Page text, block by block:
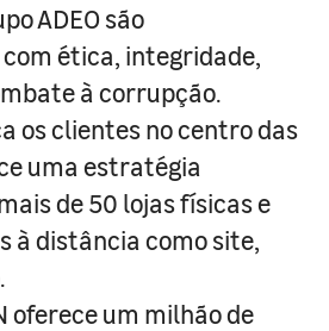
ADEO são
ética, integridade,
à corrupção.
os clientes no centro das
uma estratégia
de 50 lojas físicas e
à distância como site,
oferece um milhão de